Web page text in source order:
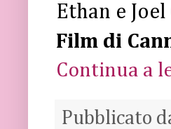
Ethan e
Film di
Continua a
Pubblicato